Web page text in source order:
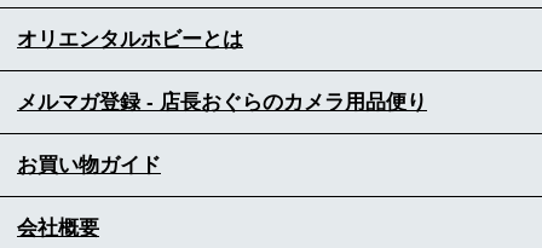
オリエンタルホビーとは
メルマガ登録 - 店長おぐらのカメラ用品便り
お買い物ガイド
会社概要